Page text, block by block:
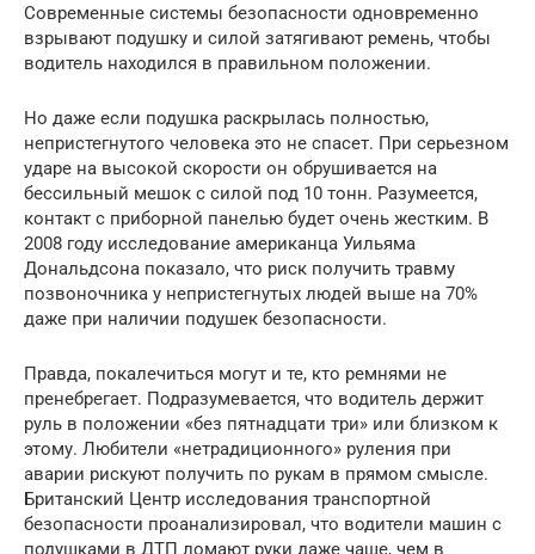
Современные системы безопасности одновременно
взрывают подушку и силой затягивают ремень, чтобы
водитель находился в правильном положении.
Но даже если подушка раскрылась полностью,
непристегнутого человека это не спасет. При серьезном
ударе на высокой скорости он обрушивается на
бессильный мешок с силой под 10 тонн. Разумеется,
контакт с приборной панелью будет очень жестким. В
2008 году исследование американца Уильяма
Дональдсона показало, что риск получить травму
позвоночника у непристегнутых людей выше на 70%
даже при наличии подушек безопасности.
Правда, покалечиться могут и те, кто ремнями не
пренебрегает. Подразумевается, что водитель держит
руль в положении «без пятнадцати три» или близком к
этому. Любители «нетрадиционного» руления при
аварии рискуют получить по рукам в прямом смысле.
Британский Центр исследования транспортной
безопасности проанализировал, что водители машин с
подушками в ДТП ломают руки даже чаще, чем в